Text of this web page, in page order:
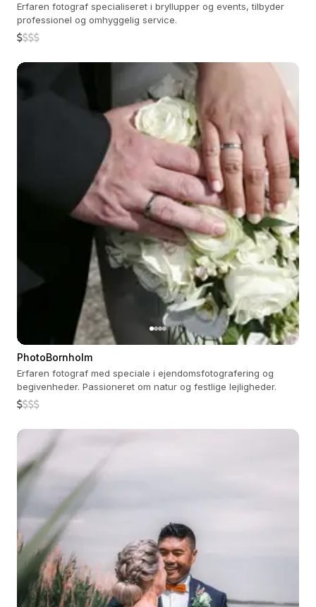
Erfaren fotograf specialiseret i bryllupper og events, tilbyder
professionel og omhyggelig service.
PhotoBornholm
Erfaren fotograf med speciale i ejendomsfotografering og
begivenheder. Passioneret om natur og festlige lejligheder.